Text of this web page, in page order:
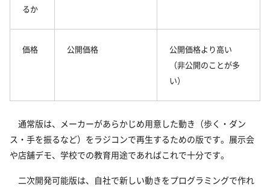
るか
価格 公開価格
公開価格より高い
（非公開のことが多
い）
通常版は、メーカーがあらかじめ用意した動き（歩く・ダン
ス・手を振るなど）をラジコンで再生するための版です。展示会
や店舗デモ、学校での教育用途であればこれで十分です。
二次開発可能版は、自社で新しい動きをプログラミングで作れ